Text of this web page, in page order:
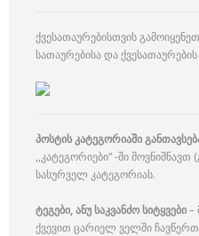
ქვესათაურებისთვის
სათაურებისა და
პოსტის კატეგორიაში
,,კატეგორიები“ -ში მოვნიშნავთ
სასურველ კატეგორიას.
ტეგები, ანუ საკვანძო სიტყვები–
ქვევით ცარიელ ველში